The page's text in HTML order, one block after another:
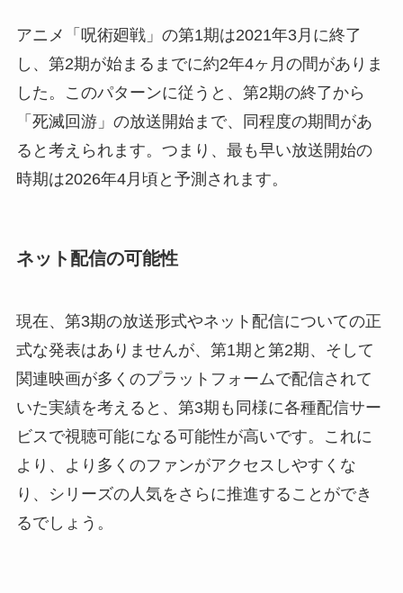
アニメ「呪術廻戦」の第1期は2021年3月に終了
し、第2期が始まるまでに約2年4ヶ月の間がありま
した。このパターンに従うと、第2期の終了から
「死滅回游」の放送開始まで、同程度の期間があ
ると考えられます。つまり、最も早い放送開始の
時期は2026年4月頃と予測されます。
ネット配信の可能性
現在、第3期の放送形式やネット配信についての正
式な発表はありませんが、第1期と第2期、そして
関連映画が多くのプラットフォームで配信されて
いた実績を考えると、第3期も同様に各種配信サー
ビスで視聴可能になる可能性が高いです。これに
より、より多くのファンがアクセスしやすくな
り、シリーズの人気をさらに推進することができ
るでしょう。